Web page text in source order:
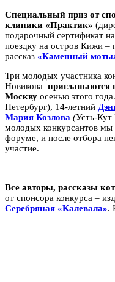
Специальный приз от
клиники «Практик»
подарочный сертификат
поездку на остров Кижи –
рассказ «Каменный
Три молодых участника
Новикова приглашаются
Москву осенью этого
Петербург), 14-летний
Мария Козлова (Усть-Кут
молодых конкурсантов мы
форуме, и после отбора
участие.
Все авторы, рассказы
от спонсора конкурса –
Серебряная «Калевала».